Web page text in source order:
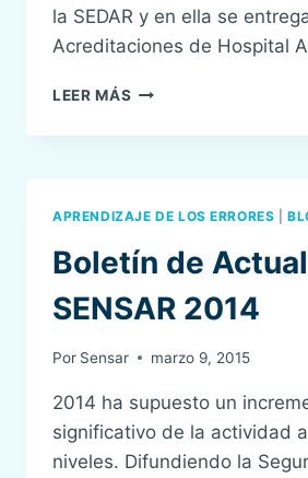
la SEDAR y en ella se
Acreditaciones de Hospital
LEER MÁS ASAMBLEA
SENSAR
APRENDIZAJE DE LOS ERRORES |
Boletín de
SENSAR 2014
Por Sensar marzo 9, 2015
2014 ha supuesto un
significativo de la actividad
niveles. Difundiendo la